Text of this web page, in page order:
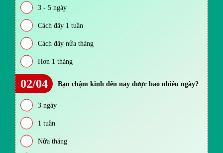
3 - 5 ngày
Cách đây 1 tuần
Cách đây nửa tháng
Hơn 1 tháng
02/04 Bạn chậm kinh đến nay được bao nhiêu ngày?
3 ngày
1 tuần
Nửa tháng